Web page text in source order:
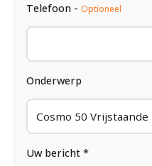
Telefoon - Optioneel
Onderwerp
Uw bericht *